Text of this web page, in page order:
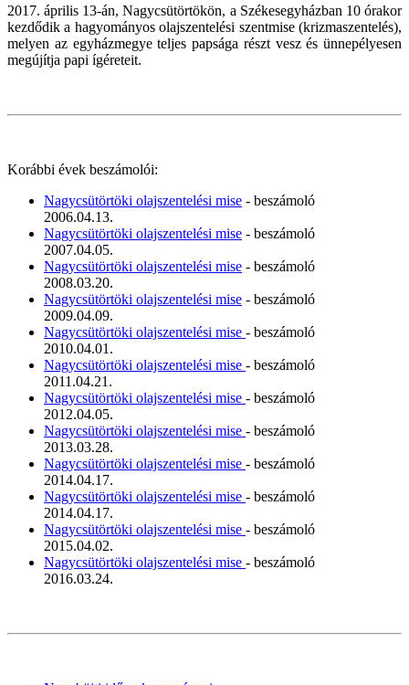
2017. április 13-án, Nagycsütörtökön, a Székesegyházban 10 órakor
kezdődik a hagyományos olajszentelési szentmise (krizmaszentelés),
melyen az egyházmegye teljes papsága részt vesz és ünnepélyesen
megújítja papi ígéreteit.
Korábbi évek beszámolói:
Nagycsütörtöki olajszentelési mise - beszámoló
2006.04.13.
Nagycsütörtöki olajszentelési mise - beszámoló
2007.04.05.
Nagycsütörtöki olajszentelési mise - beszámoló
2008.03.20.
Nagycsütörtöki olajszentelési mise - beszámoló
2009.04.09.
Nagycsütörtöki olajszentelési mise - beszámoló
2010.04.01.
Nagycsütörtöki olajszentelési mise - beszámoló
2011.04.21.
Nagycsütörtöki olajszentelési mise - beszámoló
2012.04.05.
Nagycsütörtöki olajszentelési mise - beszámoló
2013.03.28.
Nagycsütörtöki olajszentelési mise - beszámoló
2014.04.17.
Nagycsütörtöki olajszentelési mise - beszámoló
2014.04.17.
Nagycsütörtöki olajszentelési mise - beszámoló
2015.04.02.
Nagycsütörtöki olajszentelési mise - beszámoló
2016.03.24.